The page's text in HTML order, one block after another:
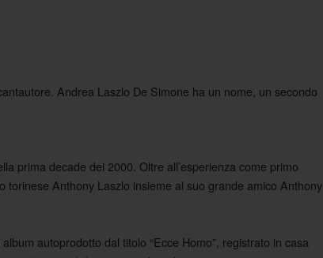
Andrea Laszlo De Simone ha un nome, un secondo
prima decade dei 2000. Oltre all’esperienza come primo
Anthony Laszlo insieme al suo grande amico Anthony
autoprodotto dal titolo “Ecce Homo”, registrato in casa